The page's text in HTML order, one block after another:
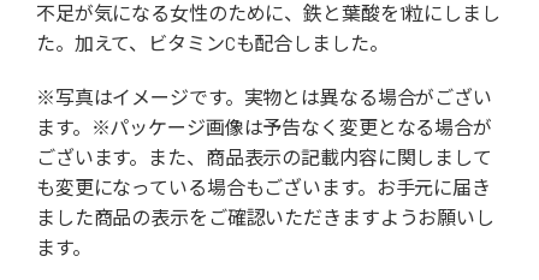
不足が気になる女性のために、鉄と葉酸を1粒にしまし
た。加えて、ビタミンCも配合しました。
※写真はイメージです。実物とは異なる場合がござい
ます。※パッケージ画像は予告なく変更となる場合が
ございます。また、商品表示の記載内容に関しまして
も変更になっている場合もございます。お手元に届き
ました商品の表示をご確認いただきますようお願いし
ます。